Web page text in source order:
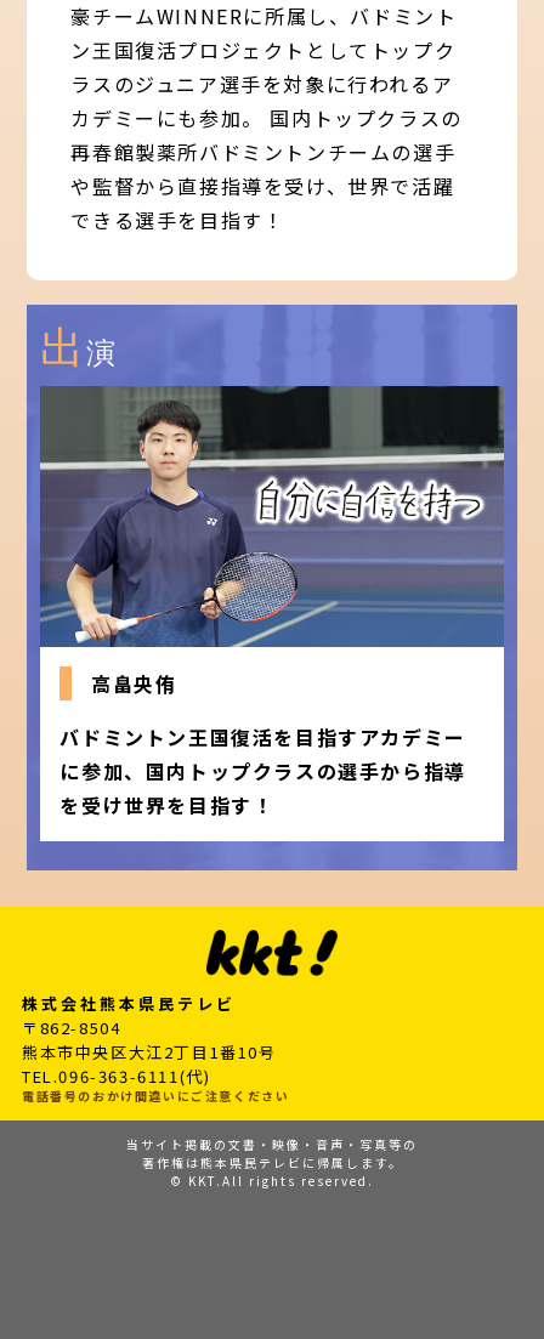
豪チームWINNERに所属し、バドミント
ン王国復活プロジェクトとしてトップク
ラスのジュニア選手を対象に行われるア
カデミーにも参加。 国内トップクラスの
再春館製薬所バドミントンチームの選手
や監督から直接指導を受け、世界で活躍
できる選手を目指す！
出演
高畠央侑
バドミントン王国復活を目指すアカデミー
に参加、国内トップクラスの選手から指導
を受け世界を目指す！
株式会社熊本県民テレビ
〒862-8504
熊本市中央区大江2丁目1番10号
TEL.096-363-6111(代)
電話番号のおかけ間違いにご注意ください
当サイト掲載の文書・映像・音声・写真等の
著作権は熊本県民テレビに帰属します。
© KKT.All rights reserved.